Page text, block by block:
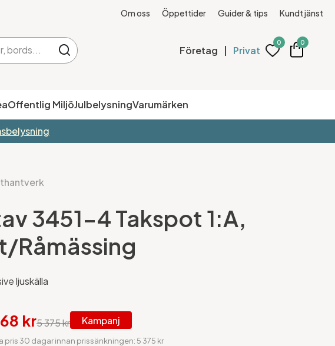
Om oss Öppettider Guider & tips Kundtjänst
Företag | Privat
0 0
Offentlig MiljöJulbelysningVarumärken
3451-4 Takspot 1:A,
Råmässing
ljuskälla
kr5 375 kr Kampanj
pris 30 dagar innan prissänkningen: 5 375 kr